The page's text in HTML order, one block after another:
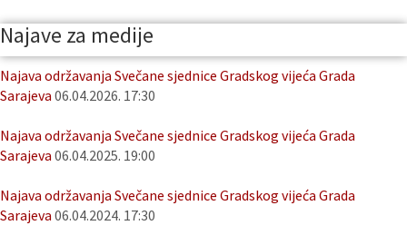
Najave za medije
Najava održavanja Svečane sjednice Gradskog vijeća Grada
Sarajeva 06.04.2026. 17:30
Najava održavanja Svečane sjednice Gradskog vijeća Grada
Sarajeva 06.04.2025. 19:00
Najava održavanja Svečane sjednice Gradskog vijeća Grada
Sarajeva 06.04.2024. 17:30